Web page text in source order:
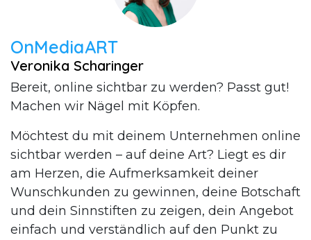
OnMediaART
Veronika Scharinger
Bereit, online sichtbar zu werden? Passt gut!
Machen wir Nägel mit Köpfen.
Möchtest du mit deinem Unternehmen online
sichtbar werden – auf deine Art? Liegt es dir
am Herzen, die Aufmerksamkeit deiner
Wunschkunden zu gewinnen, deine Botschaft
und dein Sinnstiften zu zeigen, dein Angebot
einfach und verständlich auf den Punkt zu